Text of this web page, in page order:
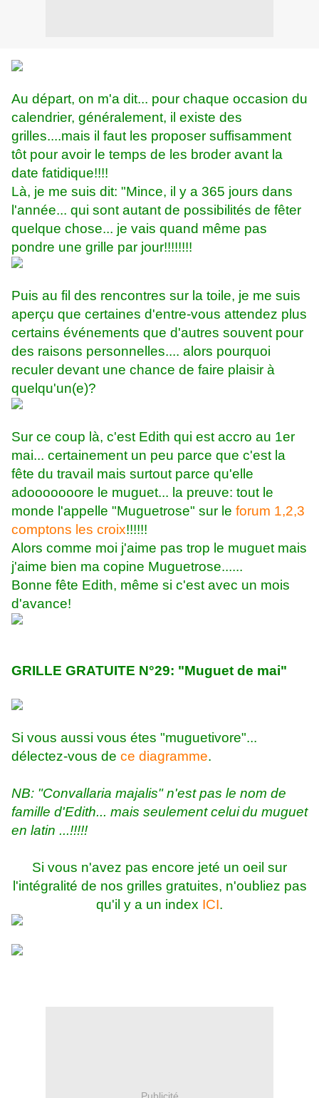
Au départ, on m'a dit... pour chaque occasion du
calendrier, généralement, il existe des
grilles....mais il faut les proposer suffisamment
tôt pour avoir le temps de les broder avant la
date fatidique!!!!
Là, je me suis dit: "Mince, il y a 365 jours dans
l'année... qui sont autant de possibilités de fêter
quelque chose... je vais quand même pas
pondre une grille par jour!!!!!!!!
Puis au fil des rencontres sur la toile, je me suis
aperçu que certaines d'entre-vous attendez plus
certains événements que d'autres souvent pour
des raisons personnelles.... alors pourquoi
reculer devant une chance de faire plaisir à
quelqu'un(e)?
Sur ce coup là, c'est Edith qui est accro au 1er
mai... certainement un peu parce que c'est la
fête du travail mais surtout parce qu'elle
adooooooore le muguet... la preuve: tout le
monde l'appelle "Muguetrose" sur le forum 1,2,3
comptons les croix!!!!!!
Alors comme moi j'aime pas trop le muguet mais
j'aime bien ma copine Muguetrose......
Bonne fête Edith, même si c'est avec un mois
d'avance!
GRILLE GRATUITE N°29: "Muguet de mai"
Si vous aussi vous étes "muguetivore"...
délectez-vous de ce diagramme.
NB: "Convallaria majalis" n'est pas le nom de
famille d'Edith... mais seulement celuidu muguet
en latin ...!!!!!
Si vous n'avez pas encore jeté un oeil sur
l'intégralité de nos grilles gratuites, n'oubliez pas
qu'il y a un index ICI.
Publicité